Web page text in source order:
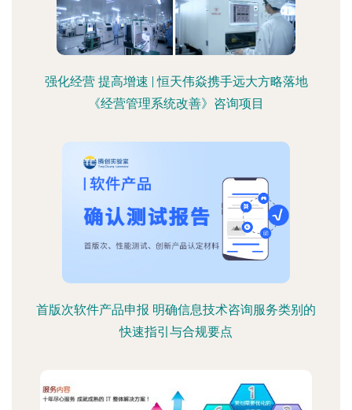
强化经营 提高增速 | 恒天伟焱携手远大方略落地
《经营管理系统改善》咨询项目
首版次软件产品申报 明确信息技术咨询服务类别的
快速指引与合规要点